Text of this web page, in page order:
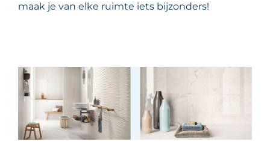
maak je van elke ruimte iets bijzonders!